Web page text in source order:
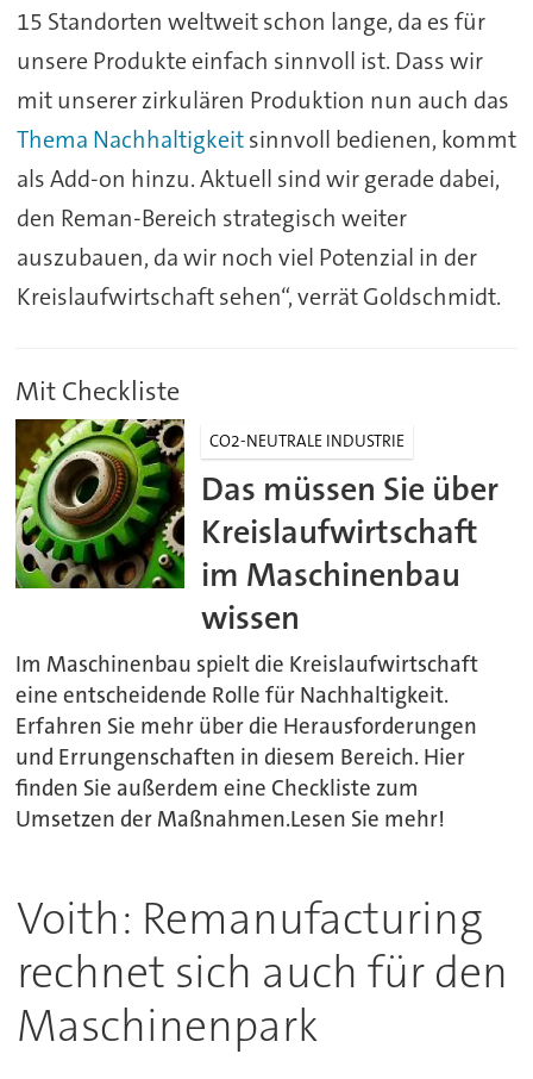
15 Standorten weltweit schon lange, da es für
unsere Produkte einfach sinnvoll ist. Dass wir
mit unserer zirkulären Produktion nun auch das
Thema Nachhaltigkeitsinnvoll bedienen, kommt
als Add-on hinzu. Aktuell sind wir gerade dabei,
den Reman-Bereich strategisch weiter
auszubauen, da wir noch viel Potenzial in der
Kreislaufwirtschaft sehen“, verrät Goldschmidt.
Mit Checkliste
CO2-NEUTRALE INDUSTRIE
Das müssen Sie über
Kreislaufwirtschaft
im Maschinenbau
wissen
Im Maschinenbau spielt die Kreislaufwirtschaft
eine entscheidende Rolle für Nachhaltigkeit.
Erfahren Sie mehr über die Herausforderungen
und Errungenschaften in diesem Bereich. Hier
finden Sie außerdem eine Checkliste zum
Umsetzen der Maßnahmen.Lesen Sie mehr!
Voith: Remanufacturing
rechnet sich auch für den
Maschinenpark